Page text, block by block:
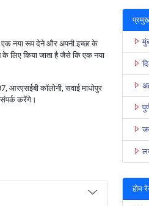
एक नया रूप देने और अपनी इच्छा के
लिए किया जाता है जैसे कि एक नया
आरएसईबी कॉलोनी, सवाई माधोपुर
करेंगे।
होम